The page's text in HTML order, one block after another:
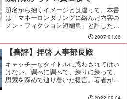
題名から抱くイメージとは違って、本書
は「マネーロンダリングに絡んだ内容の
ノン・フィクション短編集」と評した方
2007.01.06
【書評】拝啓 人事部長殿
キャッチーなタイトルに惑わされてはい
けない。調べに調べて、練りに練って、
思索を深めて辿り着いた提言。著者が若
2022.09.04